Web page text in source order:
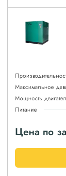
Максимальное
Мощность
Питание
Цена по